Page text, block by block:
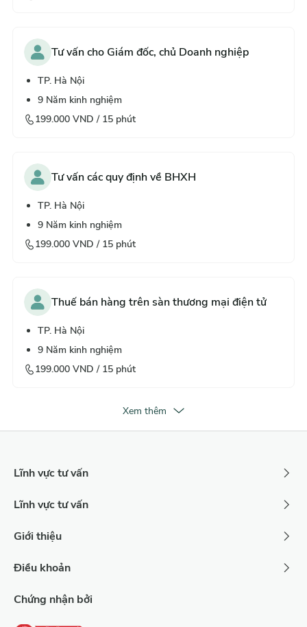
Tư vấn cho Giám đốc, chủ Doanh nghiệp
TP. Hà Nội
9 Năm kinh nghiệm
199.000 VND / 15 phút
Tư vấn các quy định về BHXH
TP. Hà Nội
9 Năm kinh nghiệm
199.000 VND / 15 phút
Thuế bán hàng trên sàn thương mại điện tử
TP. Hà Nội
9 Năm kinh nghiệm
199.000 VND / 15 phút
Xem thêm
Lĩnh vực tư vấn
Lĩnh vực tư vấn
Giới thiệu
Điều khoản
Chứng nhận bởi